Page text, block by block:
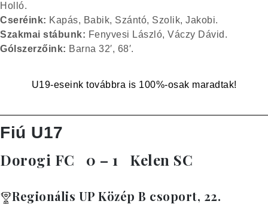
Holló.
Cseréink: Kapás, Babik, Szántó, Szolik, Jakobi.
Szakmai stábunk: Fenyvesi László, Váczy Dávid.
Gólszerzőink: Barna 32′, 68′.
U19-eseink továbbra is 100%-osak maradtak!
Fiú U17
Dorogi FC 0 – 1 Kelen SC
Regionális UP Közép B csoport, 22.